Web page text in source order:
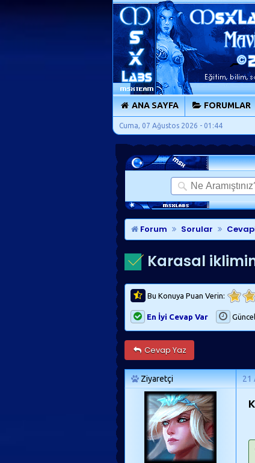
ANA SAYFA FORUMLAR
Cuma, 07 Ağustos 2026 - 01:44
Forum Sorular
Karasal
Bu Konuya Puan Verin:
En İyi Cevap Var
Cevap Yaz
Ziyaretçi 21